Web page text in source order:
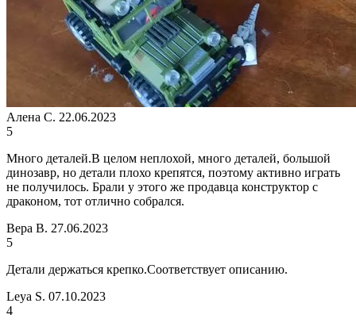
Алена С. 22.06.2023
5
Много деталей.В целом неплохой, много деталей, большой
динозавр, но детали плохо крепятся, поэтому активно играть
не получилось. Брали у этого же продавца конструктор с
драконом, тот отлично собрался.
Вера В. 27.06.2023
5
Детали держаться крепко.Соответствует описанию.
Leya S. 07.10.2023
4